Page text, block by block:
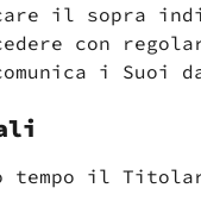
il sopra
con
i Suoi
tempo il